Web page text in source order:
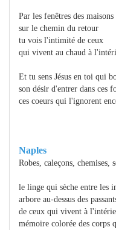
Par les fenêtres des
sur le chemin du retour
tu vois l'intimité de ceux
qui vivent au chaud à
Et tu sens Jésus en toi qui
son désir d'entrer dans ces
ces coeurs qui l'ignorent
Naples
Robes, caleçons, chemises,
le linge qui sèche entre les
arbore au-dessus des
de ceux qui vivent à
mémoire colorée des corps